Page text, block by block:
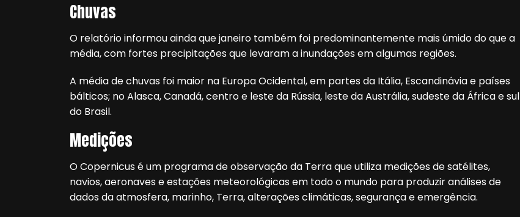
Chuvas
O relatório informou ainda que janeiro também foi predominantemente mais úmido do que a
média, com fortes precipitações que levaram a inundações em algumas regiões.
A média de chuvas foi maior na Europa Ocidental, em partes da Itália, Escandinávia e países
bálticos; no Alasca, Canadá, centro e leste da Rússia, leste da Austrália, sudeste da África e sul
do Brasil.
Medições
O Copernicus é um programa de observação da Terra que utiliza medições de satélites,
navios, aeronaves e estações meteorológicas em todo o mundo para produzir análises de
dados da atmosfera, marinho, Terra, alterações climáticas, segurança e emergência.